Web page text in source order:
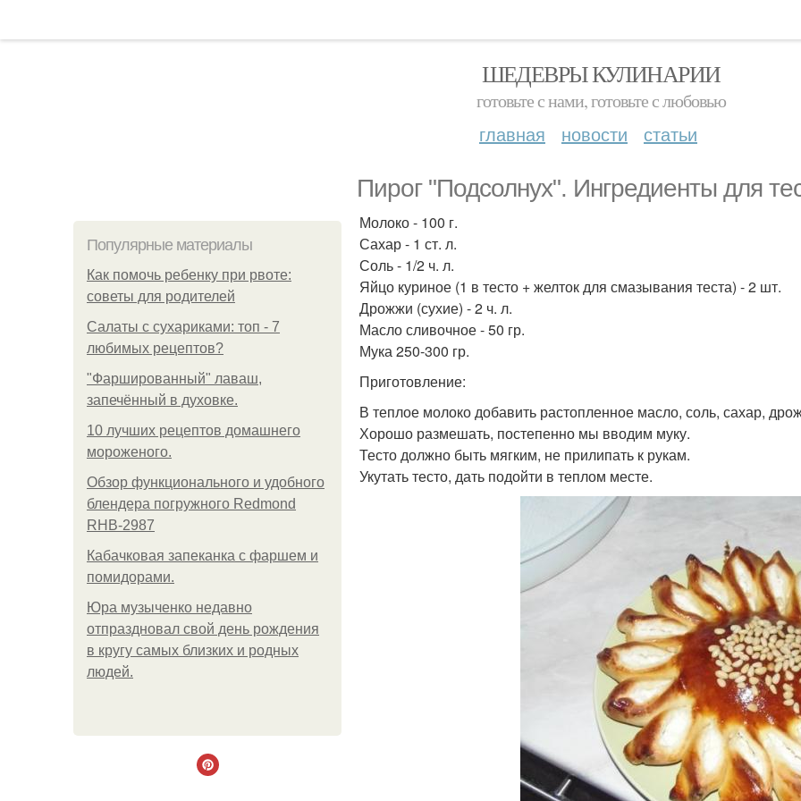
ШЕДЕВРЫ КУЛИНАРИИ
готовьте с нами, готовьте с любовью
главная новости статьи
Пирог "Подсолнух". Ингредиенты для
Популярные материалы
Как помочь ребенку при рвоте:
советы для родителей
Салаты с сухариками: топ - 7
любимых рецептов?
"Фаршированный" лаваш,
запечённый в духовке.
10 лучших рецептов домашнего
мороженого.
Обзор функционального и удобного
блендера погружного Redmond
RHB-2987
Кабачковая запеканка с фаршем и
помидорами.
Юра музыченко недавно
отпраздновал свой день рождения
в кругу самых близких и родных
людей.
Молоко - 100 г.
Сахар - 1 ст. л.
Соль - 1/2 ч. л.
Яйцо куриное (1 в тесто + желток для смазывания теста) - 2 шт.
Дрожжи (сухие) - 2 ч. л.
Масло сливочное - 50 гр.
Мука 250-300 гр.
Приготовление:
В теплое молоко добавить растопленное масло, соль, сахар,
Хорошо размешать, постепенно мы вводим муку.
Тесто должно быть мягким, не прилипать к рукам.
Укутать тесто, дать подойти в теплом месте.